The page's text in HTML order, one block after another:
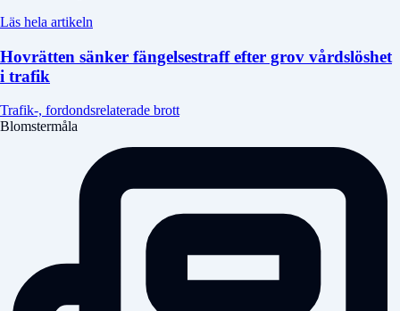
Läs hela artikeln
Hovrätten sänker fängelsestraff efter grov vårdslöshet
i trafik
Trafik-, fordondsrelaterade brott
Blomstermåla